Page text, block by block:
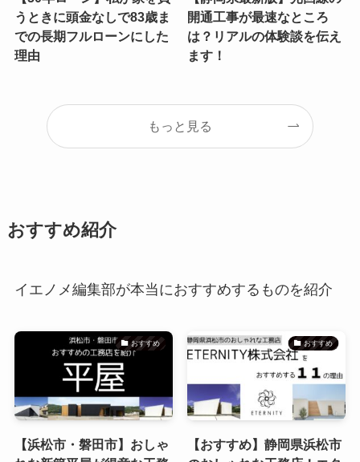
うときに頭金なしで83歳ま
での長期フルローンにした
理由
開通工事が最速なところ
は？リアルの体験談を伝え
ます！
もっと見る
おすすめ紹介
イエノメ編集部が本当におすすめするものを紹介
おすすめ
【浜松市・磐田市】おしゃ
おすすめ
【おすすめ】静岡県浜松市